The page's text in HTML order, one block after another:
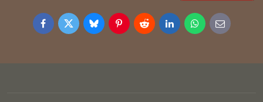
FacebookTwitterBlueskyPinterestRedditLinkedInWhatsApp
E-
mail